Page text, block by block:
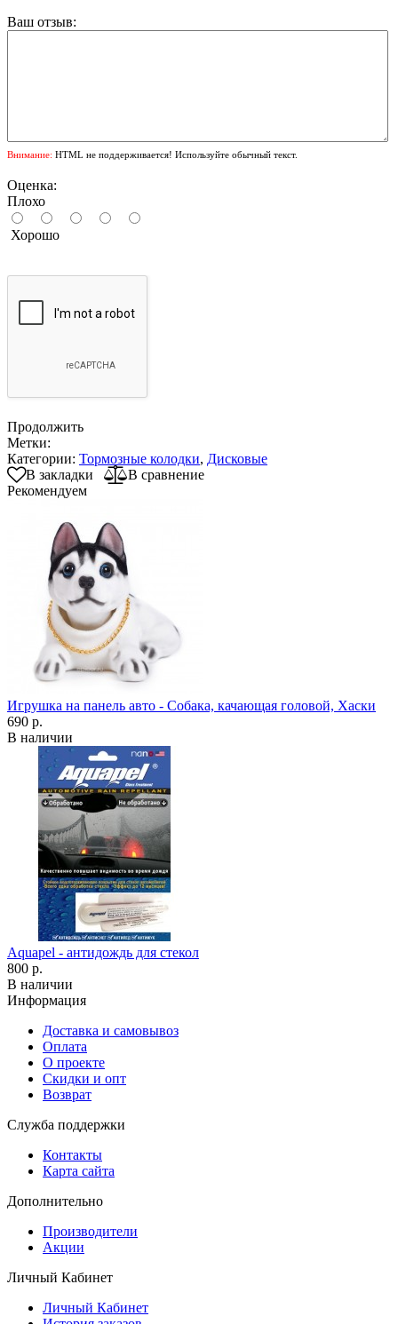
Ваш отзыв:
Внимание: HTML не поддерживается! Используйте обычный текст.
Оценка:
Плохо
Хорошо
Продолжить
Метки:
Категории: Тормозные колодки, Дисковые
В закладки
В сравнение
Рекомендуем
Игрушка на панель авто - Собака, качающая головой, Хаски
690 р.
В наличии
Aquapel - антидождь для стекол
800 р.
В наличии
Информация
Доставка и самовывоз
Оплата
О проекте
Скидки и опт
Возврат
Служба поддержки
Контакты
Карта сайта
Дополнительно
Производители
Акции
Личный Кабинет
Личный Кабинет